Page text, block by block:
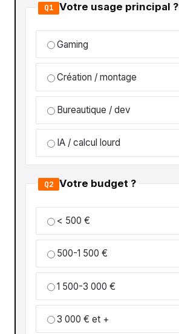
Q1 Votre usage principal ?
Gaming
Création / montage
Bureautique / dev
IA / calcul lourd
Q2 Votre budget ?
< 500 €
500-1 500 €
1 500-3 000 €
3 000 € et +